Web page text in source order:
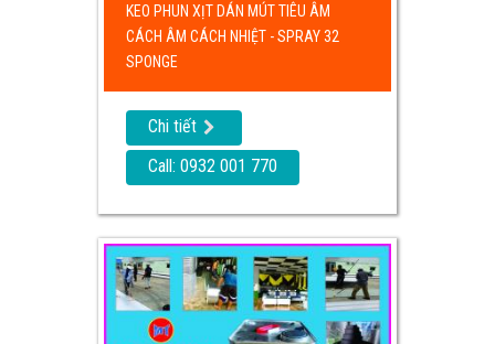
KEO PHUN XỊT DÁN MÚT TIÊU ÂM
CÁCH ÂM CÁCH NHIỆT - SPRAY 32
SPONGE
Chi tiết
Call: 0932 001 770